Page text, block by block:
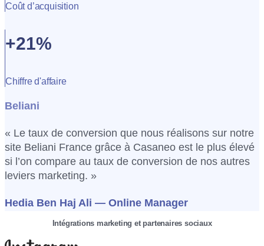
Coût d’acquisition
+21%
Chiffre d'affaire
Beliani
« Le taux de conversion que nous réalisons sur notre
site Beliani France grâce à Casaneo est le plus élevé
si l’on compare au taux de conversion de nos autres
leviers marketing. »
Hedia Ben Haj Ali — Online Manager
Intégrations marketing et partenaires sociaux